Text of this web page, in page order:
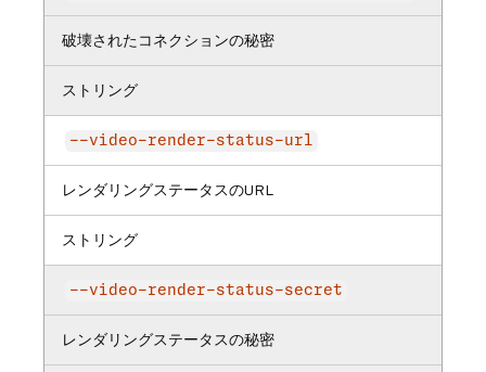
破壊されたコネクションの秘密
ストリング
--video-render-status-url
レンダリングステータスのURL
ストリング
--video-render-status-secret
レンダリングステータスの秘密